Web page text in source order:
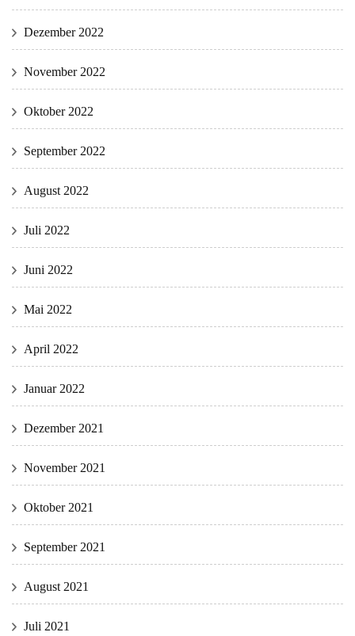
Dezember 2022
November 2022
Oktober 2022
September 2022
August 2022
Juli 2022
Juni 2022
Mai 2022
April 2022
Januar 2022
Dezember 2021
November 2021
Oktober 2021
September 2021
August 2021
Juli 2021